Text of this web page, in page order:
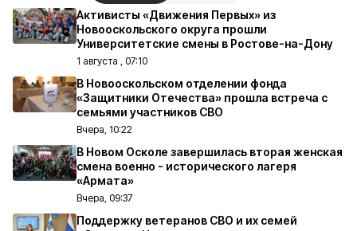
Активисты «Движения Первых» из
Новооскольского округа прошли
Университетские смены в Ростове-на-Дону
1 августа , 07:10
В Новооскольском отделении фонда
«Защитники Отечества» прошла встреча с
семьями участников СВО
Вчера, 10:22
В Новом Осколе завершилась вторая женская
смена военно - исторического лагеря
«Армата»
Вчера, 09:37
Поддержку ветеранов СВО и их семей